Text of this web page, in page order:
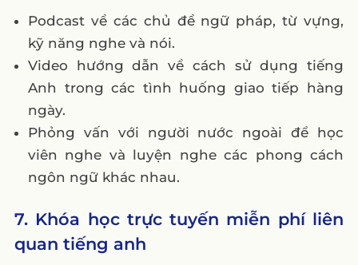
Podcast về các chủ đề ngữ pháp, từ vựng,
kỹ năng nghe và nói.
Video hướng dẫn về cách sử dụng tiếng
Anh trong các tình huống giao tiếp hàng
ngày.
Phỏng vấn với người nước ngoài để học
viên nghe và luyện nghe các phong cách
ngôn ngữ khác nhau.
7. Khóa học trực tuyến miễn phí liên
quan tiếng anh